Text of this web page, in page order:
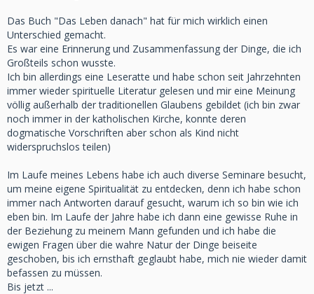
Das Buch "Das Leben danach" hat für mich wirklich einen
Unterschied gemacht.
Es war eine Erinnerung und Zusammenfassung der Dinge, die ich
Großteils schon wusste.
Ich bin allerdings eine Leseratte und habe schon seit Jahrzehnten
immer wieder spirituelle Literatur gelesen und mir eine Meinung
völlig außerhalb der traditionellen Glaubens gebildet (ich bin zwar
noch immer in der katholischen Kirche, konnte deren
dogmatische Vorschriften aber schon als Kind nicht
widerspruchslos teilen)
Im Laufe meines Lebens habe ich auch diverse Seminare besucht,
um meine eigene Spiritualität zu entdecken, denn ich habe schon
immer nach Antworten darauf gesucht, warum ich so bin wie ich
eben bin. Im Laufe der Jahre habe ich dann eine gewisse Ruhe in
der Beziehung zu meinem Mann gefunden und ich habe die
ewigen Fragen über die wahre Natur der Dinge beiseite
geschoben, bis ich ernsthaft geglaubt habe, mich nie wieder damit
befassen zu müssen.
Bis jetzt ...